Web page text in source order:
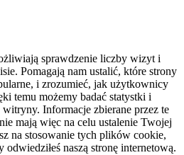
sprawdzenie liczby wizyt i
Pomagają nam ustalić, które strony
i zrozumieć, jak użytkownicy
temu możemy badać statystki i
Informacje zbierane przez te
mają więc na celu ustalenie Twojej
na stosowanie tych plików cookie,
naszą stronę internetową.